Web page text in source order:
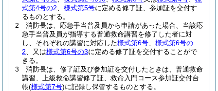
式第4号の2
様式第5号に定める修了証、参加証を交付す
るものとする。
2
消防長は、応急手当普及員から申請があった場合、当該応
急手当普及員が指導する普通救命講習を修了した者に対
し、それぞれの講習に対応した様式第6号
様式第6号の
2 、又は様式第6号の3に定める修了証を交付することがで
きる。
3
消防長は、修了証及び参加証を交付したときは、普通救命
講習、上級救命講習修了証、救命入門コース参加証交付台
帳(様式第7号)に記録し保管するものとする。